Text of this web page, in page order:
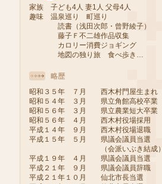
家族 子ども4人 妻1人 父母4人
趣味 温泉巡り 町巡り
読書（浅田次郎・曾野綾子）
藤子Ｆ不二雄作品収集
カロリー消費ジョギング
地図の独り旅 食べ歩き…
略歴
昭和３５年 ７月 西木村門屋生まれ
昭和５４年 ３月 県立角館高校卒業
昭和５６年 ３月 県立農業短大卒業
昭和５６年 ４月 西木村役場採用
平成１４年 ９月 西木村役場退職
平成１５年 ５月 県議会議員当選
（会派いぶき結成）
平成１９年 ４月 県議会議員当選
平成２１年 ９月 県議会議員辞職
平成２１年１０月 仙北市長当選